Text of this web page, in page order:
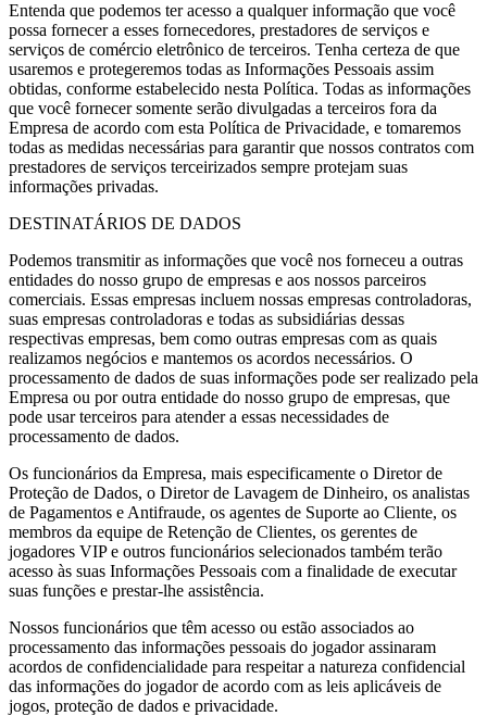
Entenda que podemos ter acesso a qualquer informação que você
possa fornecer a esses fornecedores, prestadores de serviços e
serviços de comércio eletrônico de terceiros. Tenha certeza de que
usaremos e protegeremos todas as Informações Pessoais assim
obtidas, conforme estabelecido nesta Política. Todas as informações
que você fornecer somente serão divulgadas a terceiros fora da
Empresa de acordo com esta Política de Privacidade, e tomaremos
todas as medidas necessárias para garantir que nossos contratos com
prestadores de serviços terceirizados sempre protejam suas
informações privadas.
DESTINATÁRIOS DE DADOS
Podemos transmitir as informações que você nos forneceu a outras
entidades do nosso grupo de empresas e aos nossos parceiros
comerciais. Essas empresas incluem nossas empresas controladoras,
suas empresas controladoras e todas as subsidiárias dessas
respectivas empresas, bem como outras empresas com as quais
realizamos negócios e mantemos os acordos necessários. O
processamento de dados de suas informações pode ser realizado pela
Empresa ou por outra entidade do nosso grupo de empresas, que
pode usar terceiros para atender a essas necessidades de
processamento de dados.
Os funcionários da Empresa, mais especificamente o Diretor de
Proteção de Dados, o Diretor de Lavagem de Dinheiro, os analistas
de Pagamentos e Antifraude, os agentes de Suporte ao Cliente, os
membros da equipe de Retenção de Clientes, os gerentes de
jogadores VIP e outros funcionários selecionados também terão
acesso às suas Informações Pessoais com a finalidade de executar
suas funções e prestar-lhe assistência.
Nossos funcionários que têm acesso ou estão associados ao
processamento das informações pessoais do jogador assinaram
acordos de confidencialidade para respeitar a natureza confidencial
das informações do jogador de acordo com as leis aplicáveis de
jogos, proteção de dados e privacidade.